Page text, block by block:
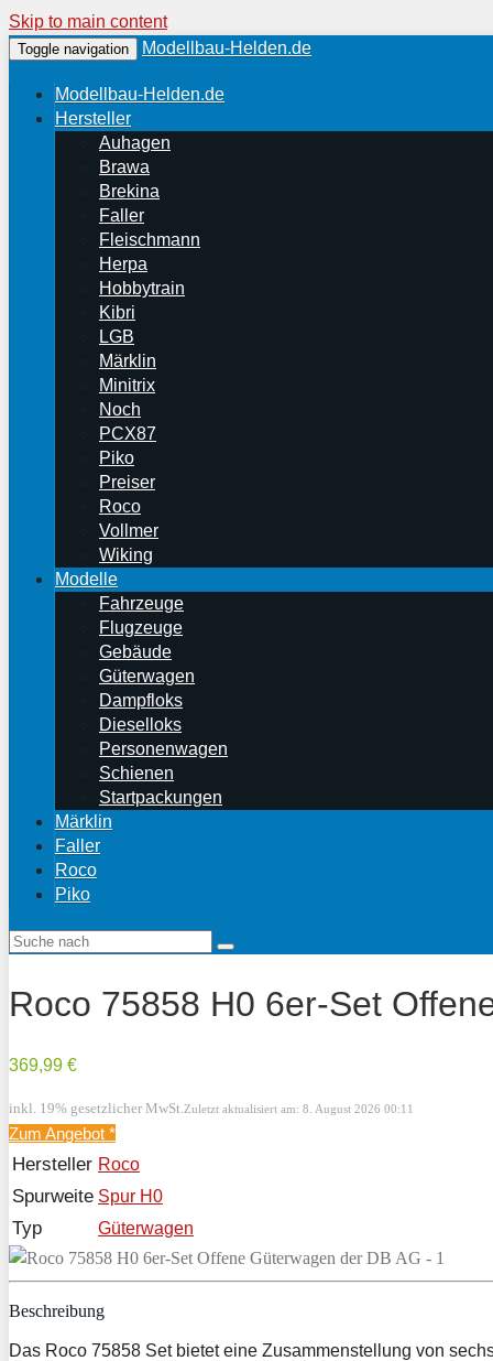
Skip to main content
Toggle navigation Modellbau-Helden.de
Modellbau-Helden.de
Hersteller
Auhagen
Brawa
Brekina
Faller
Fleischmann
Herpa
Hobbytrain
Kibri
LGB
Märklin
Minitrix
Noch
PCX87
Piko
Preiser
Roco
Vollmer
Wiking
Modelle
Fahrzeuge
Flugzeuge
Gebäude
Güterwagen
Dampfloks
Dieselloks
Personenwagen
Schienen
Startpackungen
Märklin
Faller
Roco
Piko
Roco 75858 H0 6er-Set
369,99 €
inkl. 19% gesetzlicher MwSt. Zuletzt aktualisiert am: 8. August 2026 00:11
Zum Angebot *
Hersteller Roco
Spurweite Spur H0
Typ Güterwagen
Beschreibung
Das Roco 75858 Set bietet eine Zusammenstellung von